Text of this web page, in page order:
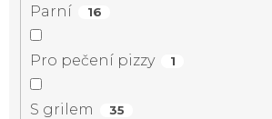
Parní 16
Pro pečení pizzy 1
S grilem 35